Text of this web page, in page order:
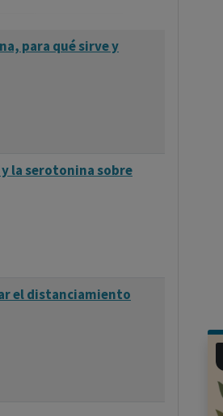
para qué sirve y
la serotonina sobre
el distanciamiento